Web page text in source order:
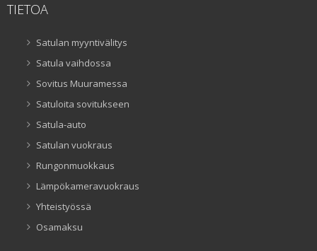
TIETOA
Satulan myyntivälitys
Satula vaihdossa
Sovitus Muuramessa
Satuloita sovitukseen
Satula-auto
Satulan vuokraus
Rungonmuokkaus
Lämpökameravuokraus
Yhteistyössä
Osamaksu